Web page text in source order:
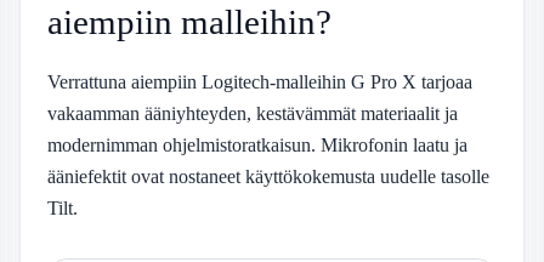
aiempiin malleihin?
Verrattuna aiempiin Logitech-malleihin G Pro X tarjoaa
vakaamman ääniyhteyden, kestävämmät materiaalit ja
modernimman ohjelmistoratkaisun. Mikrofonin laatu ja
ääniefektit ovat nostaneet käyttökokemusta uudelle tasolle
Tilt.